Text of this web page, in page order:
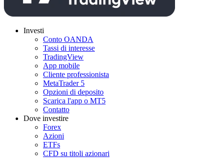
Investi
Conto OANDA
Tassi di interesse
TradingView
App mobile
Cliente professionista
MetaTrader 5
Opzioni di deposito
Scarica l'app o MT5
Contatto
Dove investire
Forex
Azioni
ETFs
CFD su titoli azionari